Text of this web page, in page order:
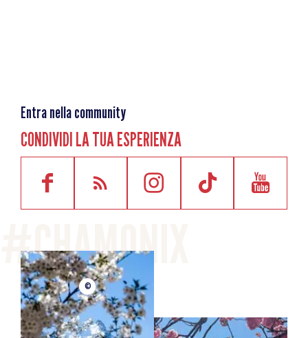
Entra nella community
CONDIVIDI LA TUA ESPERIENZA
©